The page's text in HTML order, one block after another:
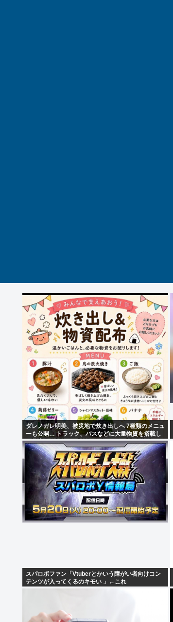
ダレノガレ明美、被災地で炊き出しへ 7種類のメニュ
ーも公開… トラック、バスなどに大量物資を搭載し
て熊本へ
スパロボファン「Vtuberとかいう障がい者向けコン
テンツが入ってくるのキモい 」←これ